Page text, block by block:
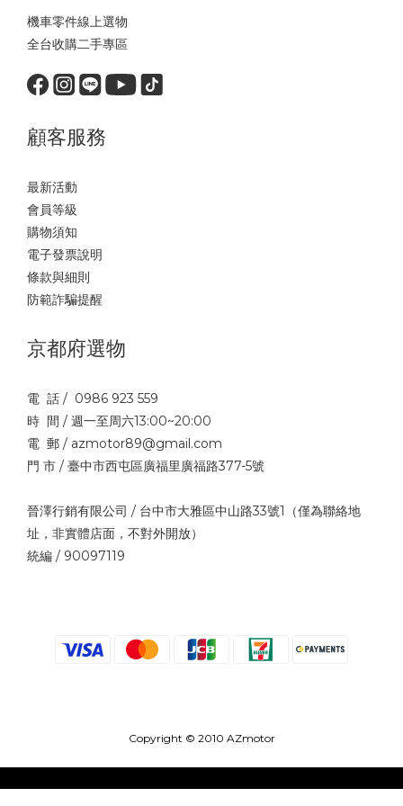
機車零件線上選物
全台收購二手專區
顧客服務
最新活動
會員等級
購物須知
電子發票說明
條款與細則
防範詐騙提醒
京都府選物
電 話 / 0986 923 559
時 間 / 週一至周六13:00~20:00
電 郵 / azmotor89@gmail.com
門 市 / 臺中市西屯區廣福里廣福路377-5號
晉澤行銷有限公司 / 台中市大雅區中山路33號1（僅為聯絡地
址，非實體店面，不對外開放）
統編 / 90097119
Copyright © 2010 AZmotor